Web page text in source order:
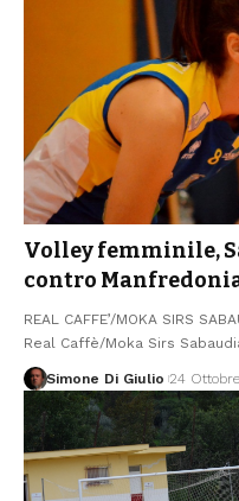
Volley femminile,
contro
REAL CAFFE’/MOKA SIRS
Real Caffè/Moka Sirs
Simone Di Giulio 24